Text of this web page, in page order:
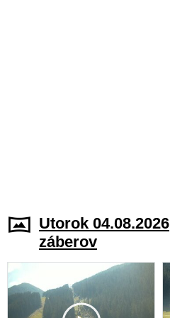
Utorok 04.08.2026
záberov